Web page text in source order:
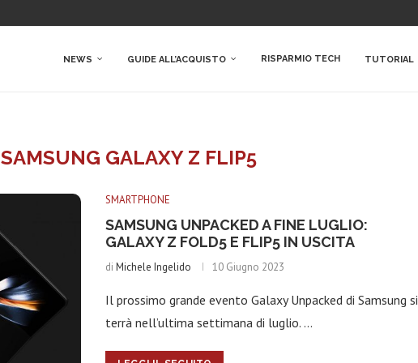
NEWS GUIDE ALL’ACQUISTO RISPARMIO TECH TUTORIAL
SAMSUNG GALAXY Z FLIP5
SMARTPHONE
SAMSUNG UNPACKED A FINE LUGLIO:
GALAXY Z FOLD5 E FLIP5 IN USCITA
di Michele Ingelido 10 Giugno 2023
Il prossimo grande evento Galaxy Unpacked di Samsung si
terrà nell’ultima settimana di luglio. …